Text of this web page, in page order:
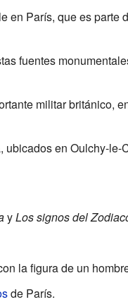
en París, que es parte
fuentes
militar británico,
ubicados en Oulchy-le-
yLos signos del
la figura de un
de París.